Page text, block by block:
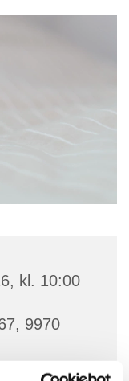
kl. 10:00
9970